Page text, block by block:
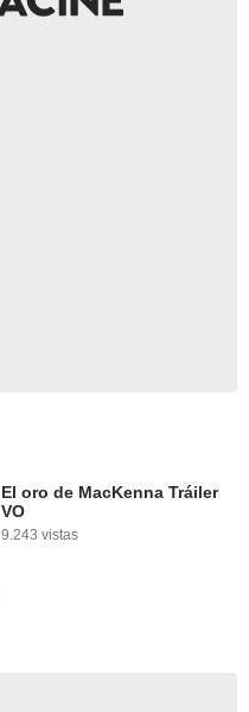
El oro de MacKenna Tráiler
VO
9.243 vistas